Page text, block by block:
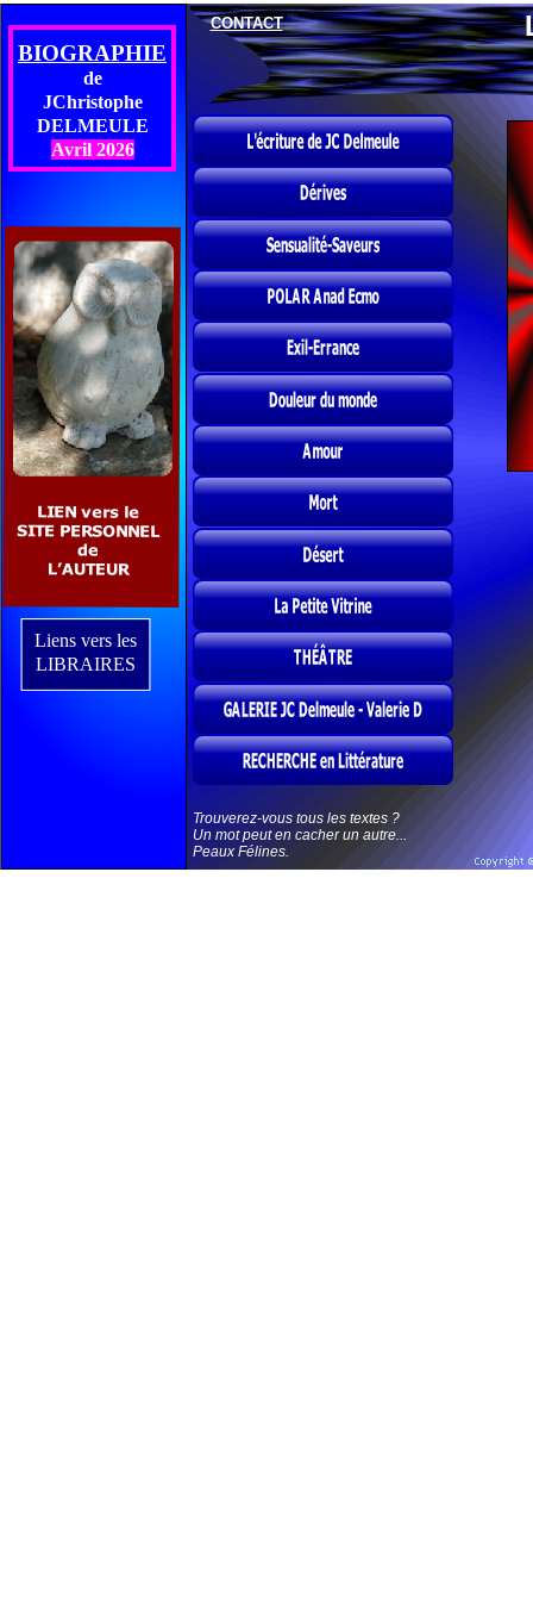
CONTACT
Trouverez-vous tous les textes ?
Un mot peut en cacher un autre...
Peaux Félines.
Liens vers les
LIBRAIRES
BIOGRAPHIE
de
JChristophe
DELMEULE
Avril 2026